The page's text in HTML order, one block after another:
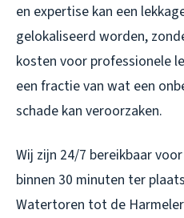
en expertise kan een
gelokaliseerd worden,
kosten voor professionele
een fractie van wat een
schade kan veroorzaken.
Wij zijn 24/7 bereikbaar
binnen 30 minuten ter
Watertoren tot de